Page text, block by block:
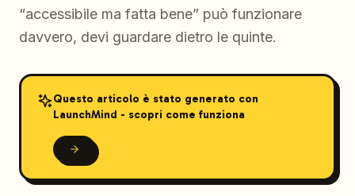
“accessibile ma fatta bene” può funzionare
davvero, devi guardare dietro le quinte.
Questo articolo è stato generato con
LaunchMind - scopri come funziona